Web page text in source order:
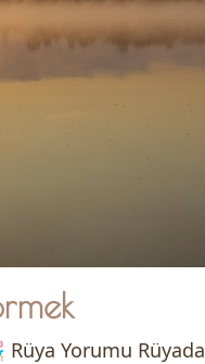
Yorumu Rüyada